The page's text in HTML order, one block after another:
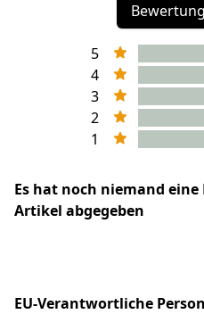
5
4
3
2
1
Es hat noch niemand
Artikel abgegeben
EU-Verantwortliche